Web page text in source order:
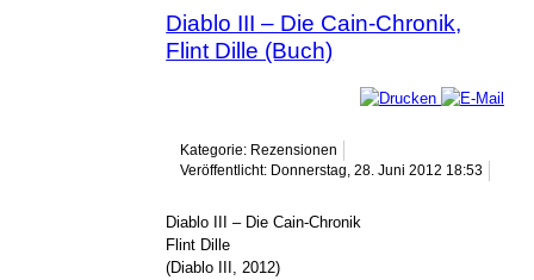
Diablo III – Die Cain-Chronik,
Flint Dille (Buch)
Kategorie: Rezensionen
Veröffentlicht: Donnerstag, 28. Juni 2012 18:53
Diablo III – Die Cain-Chronik
Flint Dille
(Diablo III, 2012)